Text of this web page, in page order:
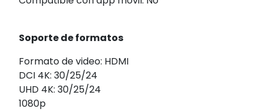
Soporte de formatos
Formato de video: HDMI
DCI 4K: 30/25/24
UHD 4K: 30/25/24
1080p